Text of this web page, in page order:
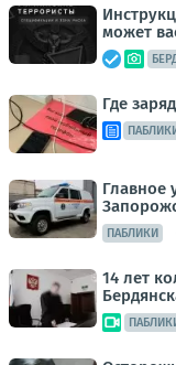
может
Где
Главное
ПАБЛИКИ
14 лет